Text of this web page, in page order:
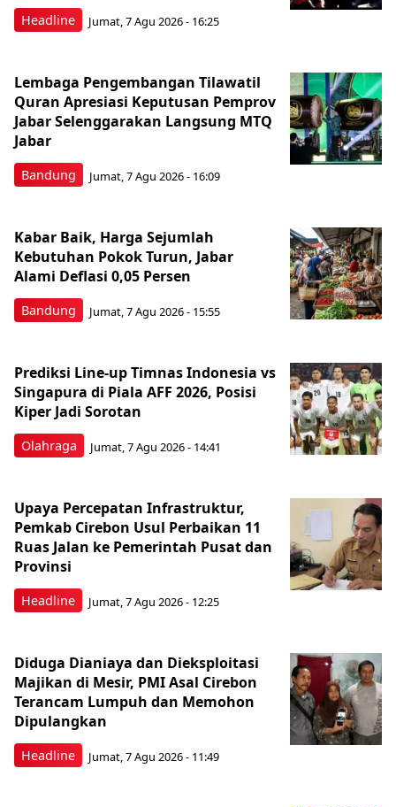
Headline Jumat, 7 Agu 2026 - 16:25
Bandung
Lembaga Pengembangan Tilawatil
Quran Apresiasi Keputusan Pemprov
Jabar Selenggarakan Langsung MTQ
Jabar
Jumat, 7 Agu 2026 - 16:09
Bandung
Kabar Baik, Harga Sejumlah
Kebutuhan Pokok Turun, Jabar
Alami Deflasi 0,05 Persen
Jumat, 7 Agu 2026 - 15:55
Olahraga
Prediksi Line-up Timnas Indonesia vs
Singapura di Piala AFF 2026, Posisi
Kiper Jadi Sorotan
Jumat, 7 Agu 2026 - 14:41
Headline
Upaya Percepatan Infrastruktur,
Pemkab Cirebon Usul Perbaikan 11
Ruas Jalan ke Pemerintah Pusat dan
Provinsi
Jumat, 7 Agu 2026 - 12:25
Headline
Diduga Dianiaya dan Dieksploitasi
Majikan di Mesir, PMI Asal Cirebon
Terancam Lumpuh dan Memohon
Dipulangkan
Jumat, 7 Agu 2026 - 11:49